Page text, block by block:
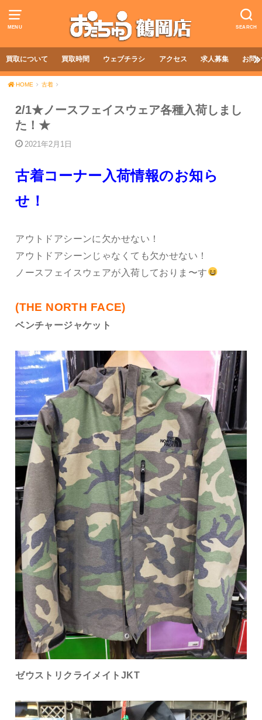
MENU SEARCH
買取について 買取時間 ウェブチラシ アクセス 求人募集 お問
HOME 古着
2/1★ノースフェイスウェア各種入荷しまし
た！★
2021年2月1日
古着コーナー入荷情報のお知ら
せ！
アウトドアシーンに欠かせない！
アウトドアシーンじゃなくても欠かせない！
ノースフェイスウェアが入荷しておりま〜す
(THE NORTH FACE)
ベンチャージャケット
ゼウストリクライメイトJKT